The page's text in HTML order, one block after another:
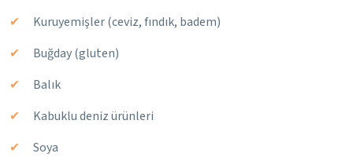
Kuruyemişler (ceviz, fındık, badem)
Buğday (gluten)
Balık
Kabuklu deniz ürünleri
Soya